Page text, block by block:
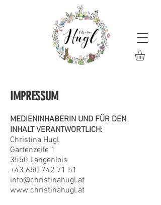
IMPRESSUM
MEDIENINHABERIN UND FÜR DEN
INHALT VERANTWORTLICH:
Christina Hugl
Gartenzeile 1
3550 Langenlois
+43 650 742 71 51
info@christinahugl.at
www.christinahugl.at